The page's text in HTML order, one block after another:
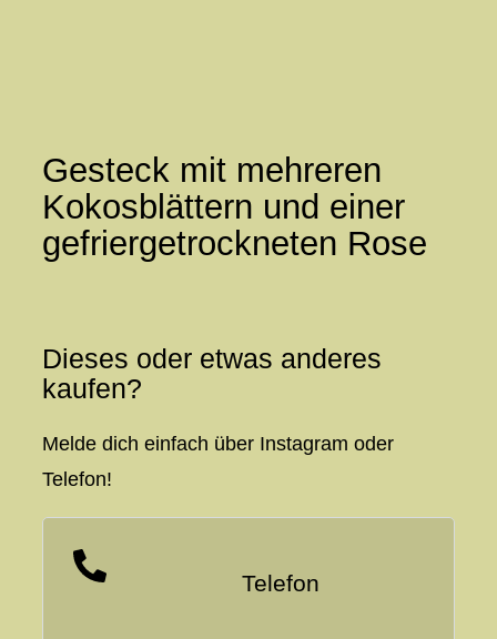
Gesteck mit mehreren
Kokosblättern und einer
gefriergetrockneten Rose
Dieses oder etwas anderes
kaufen?
Melde dich einfach über Instagram oder
Telefon!
Telefon